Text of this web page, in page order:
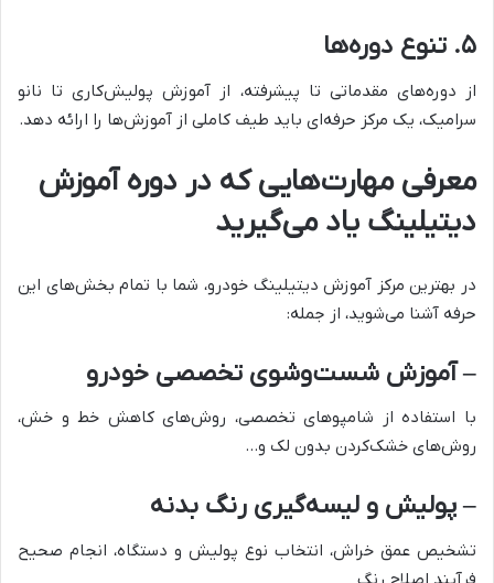
۵. تنوع دوره‌ها
از دوره‌های مقدماتی تا پیشرفته، از آموزش پولیش‌کاری تا نانو
سرامیک، یک مرکز حرفه‌ای باید طیف کاملی از آموزش‌ها را ارائه دهد.
معرفی مهارت‌هایی که در دوره آموزش
دیتیلینگ یاد می‌گیرید
در بهترین مرکز آموزش دیتیلینگ خودرو، شما با تمام بخش‌های این
حرفه آشنا می‌شوید، از جمله:
– آموزش شست‌وشوی تخصصی خودرو
با استفاده از شامپوهای تخصصی، روش‌های کاهش خط و خش،
روش‌های خشک‌کردن بدون لک و…
– پولیش و لیسه‌گیری رنگ بدنه
تشخیص عمق خراش، انتخاب نوع پولیش و دستگاه، انجام صحیح